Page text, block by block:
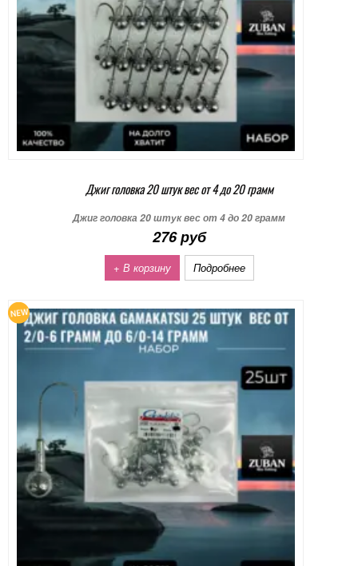
Джиг головка 20 штук вес от 4 до 20 грамм
Джиг головка 20 штук вес от 4 до 20 грамм
276 руб
+ В корзину Подробнее